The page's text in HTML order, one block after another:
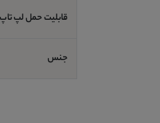
قابلیت حمل لپ تاپ
جنس